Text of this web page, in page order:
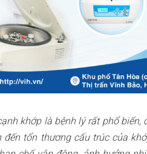
khớp là bệnh lý rất phổ biến,
tổn thương cấu trúc của